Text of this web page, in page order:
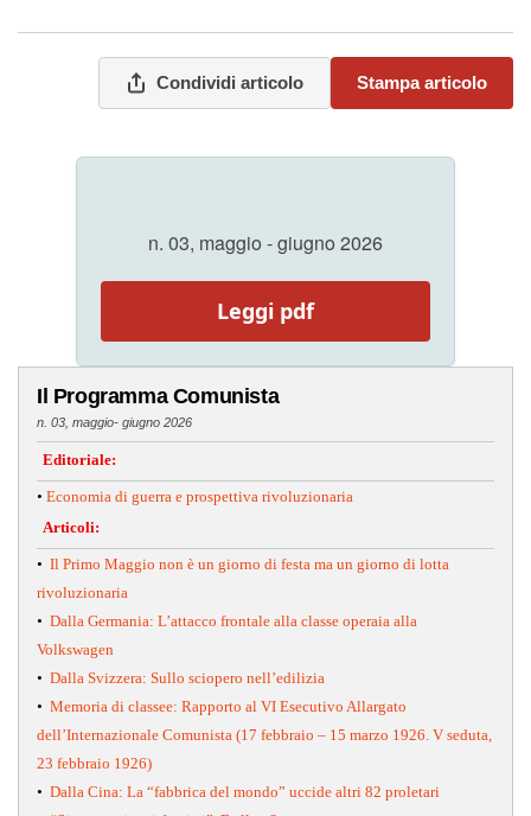
Condividi articolo Stampa articolo
n. 03, maggio - giugno 2026
Leggi pdf
Il Programma Comunista
n. 03, maggio- giugno 2026
Editoriale:
• Economia di guerra e prospettiva rivoluzionaria
Articoli:
• Il Primo Maggio non è un giorno di festa ma un giorno di lotta
rivoluzionaria
• Dalla Germania: L’attacco frontale alla classe operaia alla
Volkswagen
• Dalla Svizzera: Sullo sciopero nell’edilizia
• Memoria di classee: Rapporto al VI Esecutivo Allargato
dell’Internazionale Comunista (17 febbraio – 15 marzo 1926. V seduta,
23 febbraio 1926)
• Dalla Cina: La “fabbrica del mondo” uccide altri 82 proletari